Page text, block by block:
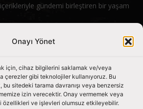
Onayı Yönet
için, cihaz bilgilerini saklamak ve/veya
çerezler gibi teknolojiler kullanıyoruz. Bu
sitedeki tarama davranışı veya benzersiz
izin verecektir. Onay vermemek veya
özellikleri ve işlevleri olumsuz etkileyebilir.
gündemi birleştiren bir yaşam
info@nouvart.net
Bizi Takip Edin